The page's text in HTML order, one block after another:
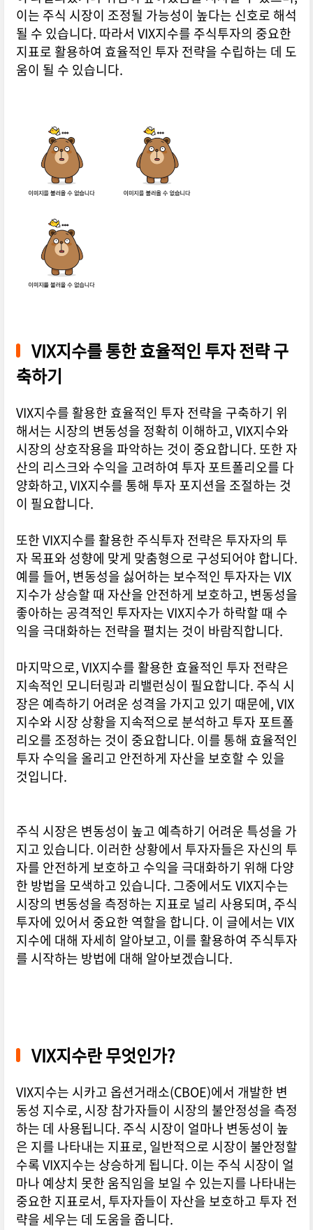
이는 주식 시장이 조정될 가능성이 높다는 신호로 해석
될 수 있습니다. 따라서 VIX지수를 주식투자의 중요한
지표로 활용하여 효율적인 투자 전략을 수립하는 데 도
움이 될 수 있습니다.
VIX지수를 통한 효율적인 투자 전략 구
축하기
VIX지수를 활용한 효율적인 투자 전략을 구축하기 위
해서는 시장의 변동성을 정확히 이해하고, VIX지수와
시장의 상호작용을 파악하는 것이 중요합니다. 또한 자
산의 리스크와 수익을 고려하여 투자 포트폴리오를 다
양화하고, VIX지수를 통해 투자 포지션을 조절하는 것
이 필요합니다.
또한 VIX지수를 활용한 주식투자 전략은 투자자의 투
자 목표와 성향에 맞게 맞춤형으로 구성되어야 합니다.
예를 들어, 변동성을 싫어하는 보수적인 투자자는 VIX
지수가 상승할 때 자산을 안전하게 보호하고, 변동성을
좋아하는 공격적인 투자자는 VIX지수가 하락할 때 수
익을 극대화하는 전략을 펼치는 것이 바람직합니다.
마지막으로, VIX지수를 활용한 효율적인 투자 전략은
지속적인 모니터링과 리밸런싱이 필요합니다. 주식 시
장은 예측하기 어려운 성격을 가지고 있기 때문에, VIX
지수와 시장 상황을 지속적으로 분석하고 투자 포트폴
리오를 조정하는 것이 중요합니다. 이를 통해 효율적인
투자 수익을 올리고 안전하게 자산을 보호할 수 있을
것입니다.
주식 시장은 변동성이 높고 예측하기 어려운 특성을 가
지고 있습니다. 이러한 상황에서 투자자들은 자신의 투
자를 안전하게 보호하고 수익을 극대화하기 위해 다양
한 방법을 모색하고 있습니다. 그중에서도 VIX지수는
시장의 변동성을 측정하는 지표로 널리 사용되며, 주식
투자에 있어서 중요한 역할을 합니다. 이 글에서는 VIX
지수에 대해 자세히 알아보고, 이를 활용하여 주식투자
를 시작하는 방법에 대해 알아보겠습니다.
VIX지수란 무엇인가?
VIX지수는 시카고 옵션거래소(CBOE)에서 개발한 변
동성 지수로, 시장 참가자들이 시장의 불안정성을 측정
하는 데 사용됩니다. 주식 시장이 얼마나 변동성이 높
은 지를 나타내는 지표로, 일반적으로 시장이 불안정할
수록 VIX지수는 상승하게 됩니다. 이는 주식 시장이 얼
마나 예상치 못한 움직임을 보일 수 있는지를 나타내는
중요한 지표로서, 투자자들이 자산을 보호하고 투자 전
략을 세우는 데 도움을 줍니다.